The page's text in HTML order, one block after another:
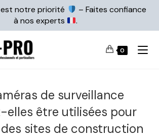
notre priorité
– Faites confiance
à nos experts
.
0
de surveillance
elles être utilisées pour
sites de construction